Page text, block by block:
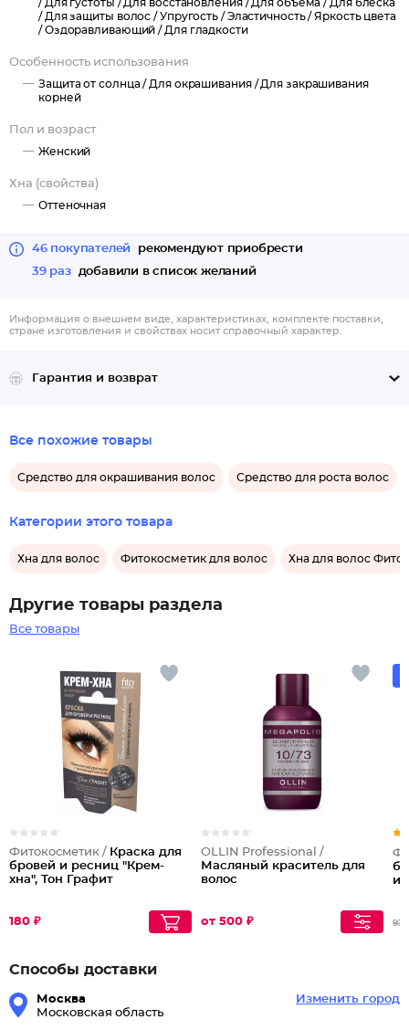
Улучшение структуры: хна "обволакивает" волос, создавая
тонкий защитный слой, волосы становятся более плотными,
здоровыми, выравниваются по всей длине
Защита от солнца и других внешних факторов, стимуляция
роста, блеск и объем
/ Для густоты / Для восстановления / Для объема / Для блеска
/ Для защиты волос /Упругость /Эластичность /Яркость цвета
/Оздоравливающий / Для гладкости
Особенность использования
Защита от солнца / Для окрашивания /Для закрашивания
корней
Пол и возраст
Женский
Хна (свойства)
Оттеночная
46 покупателей
рекомендуют приобрести
39 раз
добавили в список желаний
Информация о внешнем виде, характеристиках, комплекте поставки,
стране изготовления и свойствах носит справочный характер.
Гарантия и возврат
Все похожие товары
Средство для окрашивания волос Средство для роста волос
Категории этого товара
Хна для волос Фитокосметик для волос Хна для волос
Другие товары раздела
Все товары
Фитокосметик / Краска для
бровей и ресниц "Крем-
хна", Тон Графит
180 ₽
OLLIN Professional /
Масляный краситель для
волос
от 500 ₽ 93
Способы доставки
Москва
Московская область
Изменить город